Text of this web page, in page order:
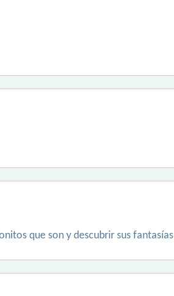
que son y descubrir sus fantasías